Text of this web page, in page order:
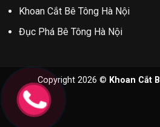
Khoan Cắt Bê Tông Hà Nội
Đục Phá Bê Tông Hà Nội
Copyright 2026 © Khoan Cắt